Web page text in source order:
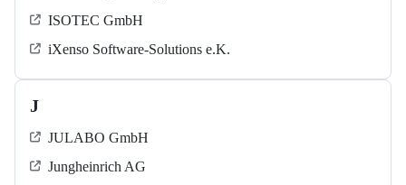
ISOTEC GmbH
iXenso Software-Solutions e.K.
J
JULABO GmbH
Jungheinrich AG